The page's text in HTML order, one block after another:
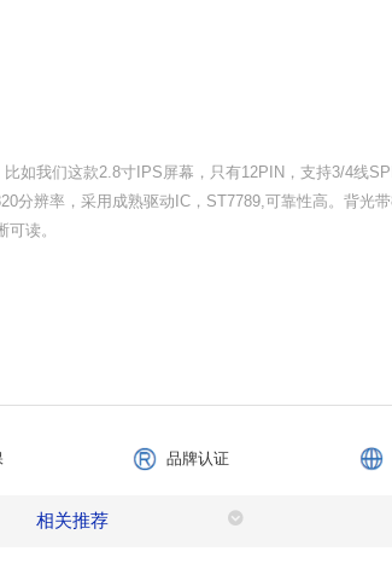
如我们这款2.8寸IPS屏幕，只有12PIN，支持3/4线
分辨率，采用成熟驱动IC，ST7789,可靠性高。背光带
读。
品牌认证
相关推荐